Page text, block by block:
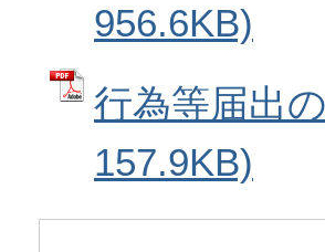
956.6KB)
行為等届出
157.9KB)